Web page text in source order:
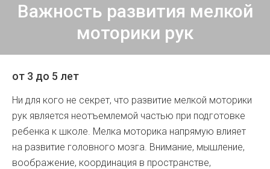
Важность развития мелкой
моторики рук
от 3 до 5 лет
Ни для кого не секрет, что развитие мелкой моторики
рук является неотъемлемой частью при подготовке
ребенка к школе. Мелка моторика напрямую влияет
на развитие головного мозга. Внимание, мышление,
воображение, координация в пространстве,